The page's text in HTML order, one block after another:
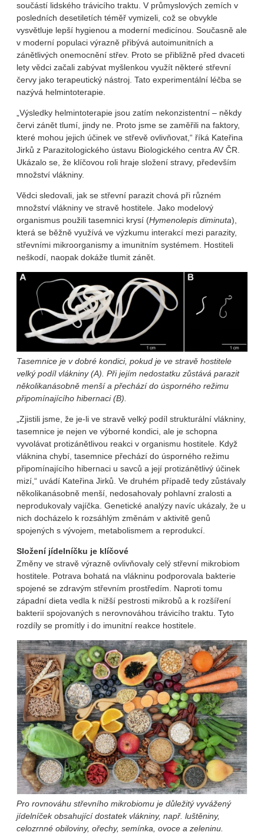
součástí lidského trávicího traktu. V průmyslových zemích v
posledních desetiletích téměř vymizeli, což se obvykle
vysvětluje lepší hygienou a moderní medicínou. Současně ale
v moderní populaci výrazně přibývá autoimunitních a
zánětlivých onemocnění střev. Proto se přibližně před dvaceti
lety vědci začali zabývat myšlenkou využít některé střevní
červy jako terapeutický nástroj. Tato experimentální léčba se
nazývá helmintoterapie.
„Výsledky helmintoterapie jsou zatím nekonzistentní – někdy
červi zánět tlumí, jindy ne. Proto jsme se zaměřili na faktory,
které mohou jejich účinek ve střevě ovlivňovat,“ říká Kateřina
Jirků z Parazitologického ústavu Biologického centra AV ČR.
Ukázalo se, že klíčovou roli hraje složení stravy, především
množství vlákniny.
Vědci sledovali, jak se střevní parazit chová při různém
množství vlákniny ve stravě hostitele. Jako modelový
organismus použili tasemnici krysí (Hymenolepis diminuta),
která se běžně využívá ve výzkumu interakcí mezi parazity,
střevními mikroorganismy a imunitním systémem. Hostiteli
neškodí, naopak dokáže tlumit zánět.
Tasemnice je v dobré kondici, pokud je ve stravě hostitele
velký podíl vlákniny (A). Při jejím nedostatku zůstává parazit
několikanásobně menší a přechází do úsporného režimu
připomínajícího hibernaci (B).
„Zjistili jsme, že je-li ve stravě velký podíl strukturální vlákniny,
tasemnice je nejen ve výborné kondici, ale je schopna
vyvolávat protizánětlivou reakci v organismu hostitele. Když
vláknina chybí, tasemnice přechází do úsporného režimu
připomínajícího hibernaci u savců a její protizánětlivý účinek
mizí,“ uvádí Kateřina Jirků. Ve druhém případě tedy zůstávaly
několikanásobně menší, nedosahovaly pohlavní zralosti a
neprodukovaly vajíčka. Genetické analýzy navíc ukázaly, že u
nich docházelo k rozsáhlým změnám v aktivitě genů
spojených s vývojem, metabolismem a reprodukcí.
Složení jídelníčku je klíčové
Změny ve stravě výrazně ovlivňovaly celý střevní mikrobiom
hostitele. Potrava bohatá na vlákninu podporovala bakterie
spojené se zdravým střevním prostředím. Naproti tomu
západní dieta vedla k nižší pestrosti mikrobů a k rozšíření
bakterií spojovaných s nerovnováhou trávicího traktu. Tyto
rozdíly se promítly i do imunitní reakce hostitele.
Pro rovnováhu střevního mikrobiomu je důležitý vyvážený
jídelníček obsahující dostatek vlákniny, např. luštěniny,
celozrnné obiloviny, ořechy, semínka, ovoce a zeleninu.